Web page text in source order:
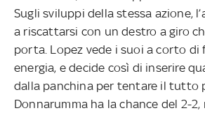
Sugli sviluppi della stessa azione,
a riscattarsi con un destro a giro
porta. Lopez vede i suoi a corto di
energia, e decide così di inserire
dalla panchina per tentare il tutto
Donnarumma ha la chance del 2-2,